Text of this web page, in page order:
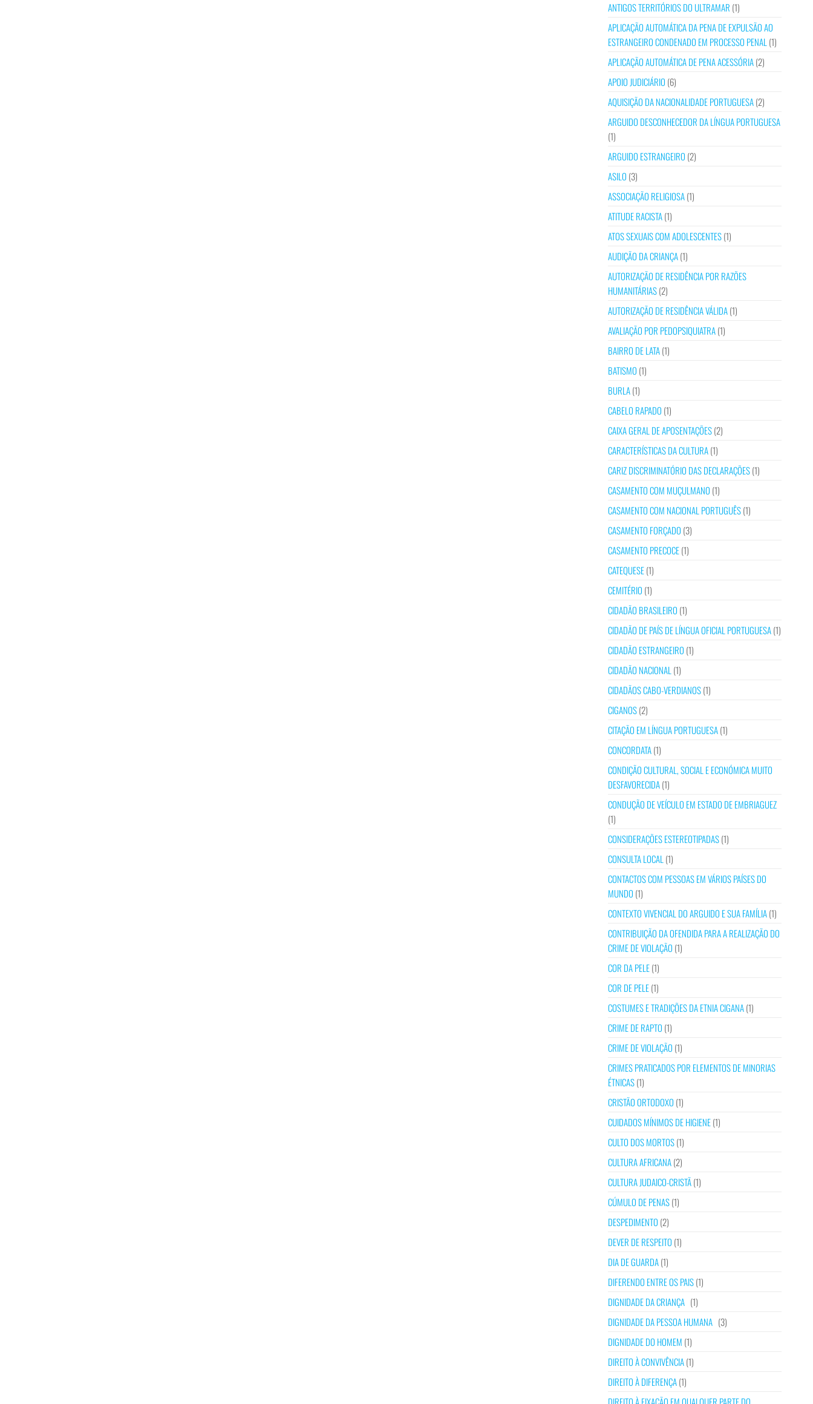
ANTIGOS TERRITÓRIOS DO ULTRAMAR (1)
APLICAÇÃO AUTOMÁTICA DA PENA DE EXPULSÃO AO
ESTRANGEIRO CONDENADO EM PROCESSO PENAL (1)
APLICAÇÃO AUTOMÁTICA DE PENA ACESSÓRIA(2)
APOIO JUDICIÁRIO (6)
AQUISIÇÃO DA NACIONALIDADE PORTUGUESA(2)
ARGUIDO DESCONHECEDOR DA LÍNGUA PORTUGUESA
(1)
ARGUIDO ESTRANGEIRO (2)
ASILO (3)
ASSOCIAÇÃO RELIGIOSA(1)
ATITUDE RACISTA(1)
ATOS SEXUAIS COM ADOLESCENTES(1)
AUDIÇÃO DA CRIANÇA(1)
AUTORIZAÇÃO DE RESIDÊNCIA POR RAZÕES
HUMANITÁRIAS(2)
AUTORIZAÇÃO DE RESIDÊNCIA VÁLIDA(1)
AVALIAÇÃO POR PEDOPSIQUIATRA(1)
BAIRRO DE LATA(1)
BATISMO (1)
BURLA(1)
CABELO RAPADO (1)
CAIXA GERAL DE APOSENTAÇÕES(2)
CARACTERÍSTICAS DA CULTURA(1)
CARIZ DISCRIMINATÓRIO DAS DECLARAÇÕES(1)
CASAMENTO COM MUÇULMANO (1)
CASAMENTO COM NACIONAL PORTUGUÊS(1)
CASAMENTO FORÇADO (3)
CASAMENTO PRECOCE(1)
CATEQUESE(1)
CEMITÉRIO (1)
CIDADÃO BRASILEIRO (1)
CIDADÃO DE PAÍS DE LÍNGUA OFICIAL PORTUGUESA(1)
CIDADÃO ESTRANGEIRO (1)
CIDADÃO NACIONAL (1)
CIDADÃOS CABO-VERDIANOS(1)
CIGANOS(2)
CITAÇÃO EM LÍNGUA PORTUGUESA(1)
CONCORDATA(1)
CONDIÇÃO CULTURAL, SOCIAL E ECONÓMICA MUITO
DESFAVORECIDA(1)
CONDUÇÃO DE VEÍCULO EM ESTADO DE EMBRIAGUEZ
(1)
CONSIDERAÇÕES ESTEREOTIPADAS(1)
CONSULTA LOCAL (1)
CONTACTOS COM PESSOAS EM VÁRIOS PAÍSES DO
MUNDO (1)
CONTEXTO VIVENCIAL DO ARGUIDO E SUA FAMÍLIA(1)
CONTRIBUIÇÃO DA OFENDIDA PARA A REALIZAÇÃO DO
CRIME DE VIOLAÇÃO (1)
COR DA PELE(1)
COR DE PELE(1)
COSTUMES E TRADIÇÕES DA ETNIA CIGANA(1)
CRIME DE RAPTO (1)
CRIME DE VIOLAÇÃO (1)
CRIMES PRATICADOS POR ELEMENTOS DE MINORIAS
ÉTNICAS(1)
CRISTÃO ORTODOXO (1)
CUIDADOS MÍNIMOS DE HIGIENE(1)
CULTO DOS MORTOS(1)
CULTURA AFRICANA(2)
CULTURA JUDAICO-CRISTÃ(1)
CÚMULO DE PENAS(1)
DESPEDIMENTO (2)
DEVER DE RESPEITO (1)
DIA DE GUARDA(1)
DIFERENDO ENTRE OS PAIS(1)
DIGNIDADE DA CRIANÇA (1)
DIGNIDADE DA PESSOA HUMANA (3)
DIGNIDADE DO HOMEM (1)
DIREITO À CONVIVÊNCIA(1)
DIREITO À DIFERENÇA(1)